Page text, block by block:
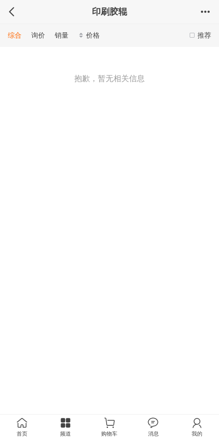
印刷胶辊
推荐
综合 询价 销量 价格
抱歉，暂无相关信息
首页 频道 购物车 消息 我的